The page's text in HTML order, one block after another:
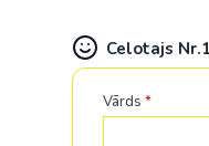
Celotajs
Vārds *